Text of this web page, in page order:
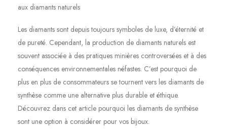
aux diamants naturels
Les diamants sont depuis toujours symboles de luxe, d’éternité et
de pureté. Cependant, la production de diamants naturels est
souvent associée à des pratiques minières controversées et à des
conséquences environnementales néfastes. C’est pourquoi de
plus en plus de consommateurs se tournent vers les diamants de
synthèse comme une alternative plus durable et éthique.
Découvrez dans cet article pourquoi les diamants de synthèse
sont une option à considérer pour vos bijoux.